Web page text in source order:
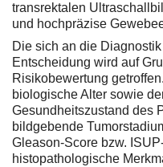
transrektalen
und hochpräzise
Die sich an die
Entscheidung wird auf
Risikobewertung
biologische Alter sowie
Gesundheitszustand des
bildgebende
Gleason-Score bzw.
histopathologische